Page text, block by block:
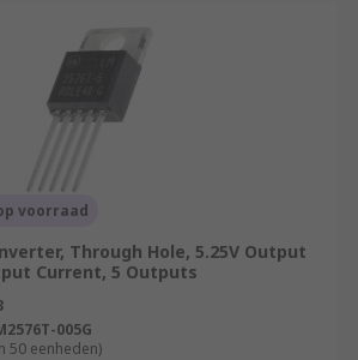
voorraad
Through Hole, 5.25V Output
Current, 5 Outputs
005G
50 eenheden)